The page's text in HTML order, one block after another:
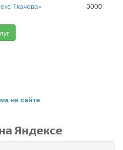
Ткачева»
3000
на сайте
Яндексе